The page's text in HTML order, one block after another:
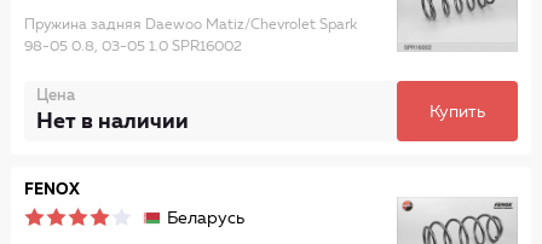
Пружина задняя Daewoo Matiz/Chevrolet Spark
98-05 0.8, 03-05 1.0 SPR16002
Цена
Нет в наличии Купить
FENOX
Беларусь